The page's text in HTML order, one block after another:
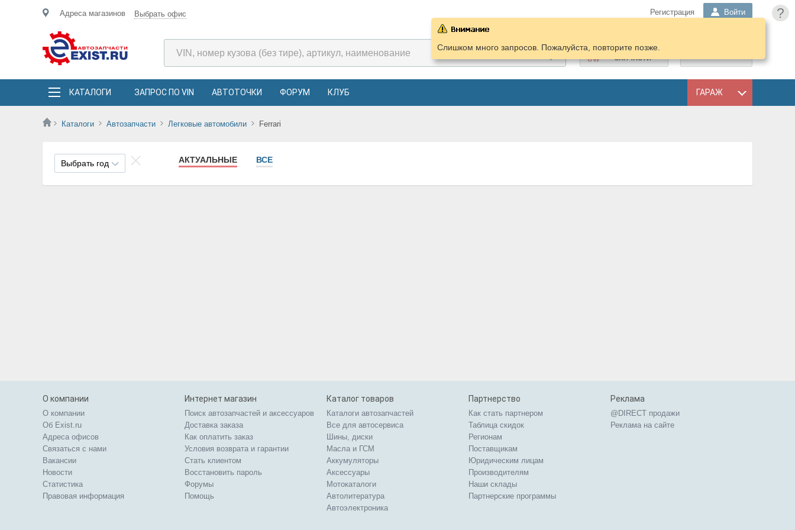
?
Адреса магазинов Выбрать офис Регистрация Войти
ПОДОБРАТЬ
ЗАПЧАСТИ
КАТАЛОГИ ЗАПРОС ПО VIN АВТОТОЧКИ ФОРУМ КЛУБ ГАРАЖ
Каталоги Автозапчасти Легковые автомобили Ferrari
Слишком много запросов. Пожалуйста, повторите позже.
Выбрать год АКТУАЛЬНЫЕ ВСЕ
О компании
О компании
Об Exist.ru
Адреса офисов
Связаться с нами
Вакансии
Новости
Статистика
Правовая информация
Интернет магазин
Поиск автозапчастей и аксессуаров
Доставка заказа
Как оплатить заказ
Условия возврата и гарантии
Стать клиентом
Восстановить пароль
Форумы
Помощь
Каталог товаров
Каталоги автозапчастей
Все для автосервиса
Шины, диски
Масла и ГСМ
Аккумуляторы
Аксессуары
Мотокаталоги
Автолитература
Автоэлектроника
Партнерство
Как стать партнером
Таблица скидок
Регионам
Поставщикам
Юридическим лицам
Производителям
Наши склады
Партнерские программы
Реклама
@DIRECT продажи
Реклама на сайте